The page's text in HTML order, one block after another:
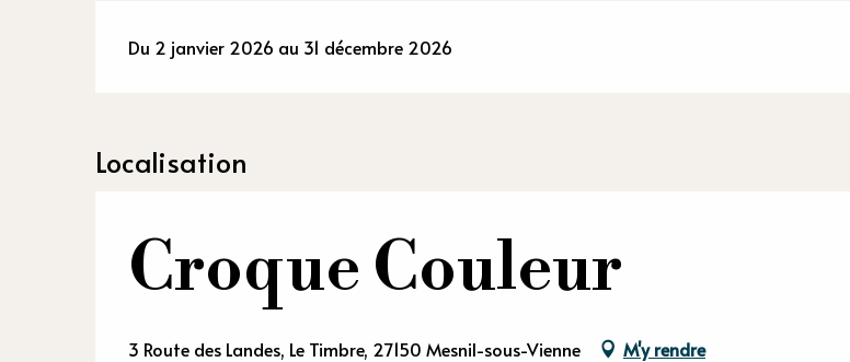
Du 2 janvier 2026 au 31 décembre 2026
Localisation
Croque Couleur
3 Route des Landes, Le Timbre, 27150 Mesnil-sous-Vienne M'y rendre